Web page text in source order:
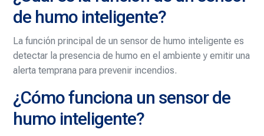
de humo inteligente?
La función principal de un sensor de humo inteligente es
detectar la presencia de humo en el ambiente y emitir una
alerta temprana para prevenir incendios.
¿Cómo funciona un sensor de
humo inteligente?